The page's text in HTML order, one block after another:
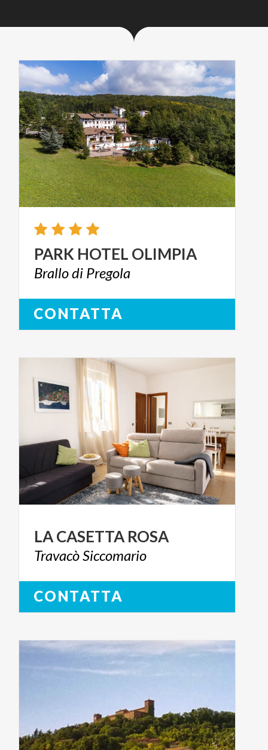
PARK HOTEL OLIMPIA
Brallodi Pregola
CONTATTA
LACASETTA ROSA
TravacòSiccomario
CONTATTA